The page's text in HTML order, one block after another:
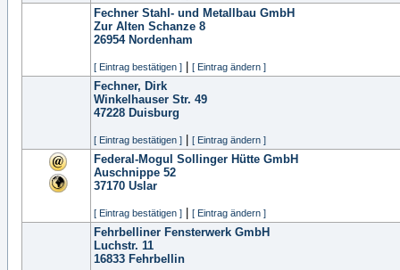
Fechner Stahl- und Metallbau GmbH
Zur Alten Schanze 8
26954 Nordenham
[ Eintrag bestätigen ] [ Eintrag ändern ]
Fechner, Dirk
Winkelhauser Str. 49
47228 Duisburg
[ Eintrag bestätigen ] [ Eintrag ändern ]
Federal-Mogul Sollinger Hütte GmbH
Auschnippe 52
37170 Uslar
[ Eintrag bestätigen ] [ Eintrag ändern ]
Fehrbelliner Fensterwerk GmbH
Luchstr. 11
16833 Fehrbellin